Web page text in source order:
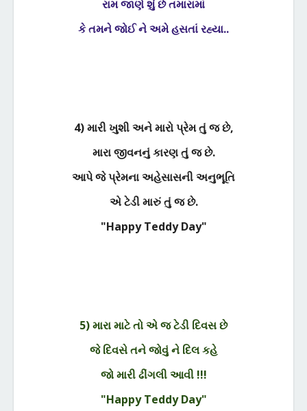
રામ જાણે શું છે તમારામાં
કે તમને જોઈ ને અમે હસતાં રહ્યા..
4) મારી ખુશી અને મારો પ્રેમ તું જ છે,
મારા જીવનનું કારણ તું જ છે.
આપે જે પ્રેમના અહેસાસની અનુભૂતિ
એ ટેડી મારું તું જ છે.
"Happy Teddy Day"
5) મારા માટે તો એ જ ટેડી દિવસ છે
જે દિવસે તને જોવું ને દિલ કહે
જો મારી ઢીંગલી આવી !!!
"Happy Teddy Day"